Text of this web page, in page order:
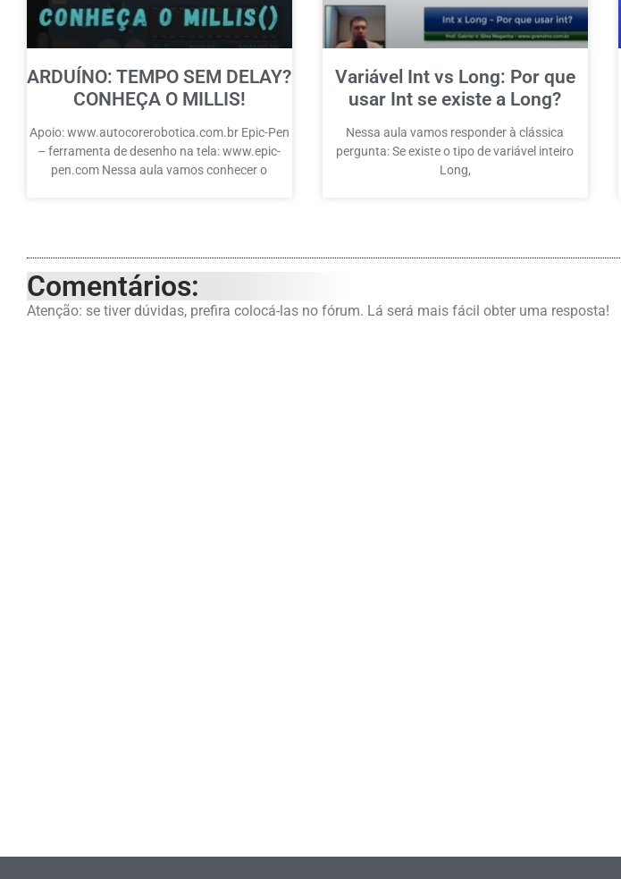
ARDUÍNO: TEMPO SEM DELAY?
CONHEÇA O MILLIS!
Apoio: www.autocorerobotica.com.br Epic-Pen
– ferramenta de desenho na tela: www.epic-
pen.com Nessa aula vamos conhecer o
Variável Int vs Long: Por que
usar Int se existe a Long?
Nessa aula vamos responder à clássica
pergunta: Se existe o tipo de variável inteiro
Long,
Comentários:
Atenção: se tiver dúvidas, prefira colocá-las no fórum. Lá será mais fácil obter uma resposta!